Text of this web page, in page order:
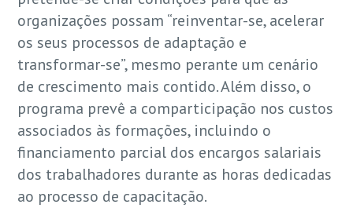
organizações possam “reinventar-se, acelerar
os seus processos de adaptação e
transformar-se”, mesmo perante um cenário
de crescimento mais contido. Além disso, o
programa prevê a comparticipação nos custos
associados às formações, incluindo o
financiamento parcial dos encargos salariais
dos trabalhadores durante as horas dedicadas
ao processo de capacitação.